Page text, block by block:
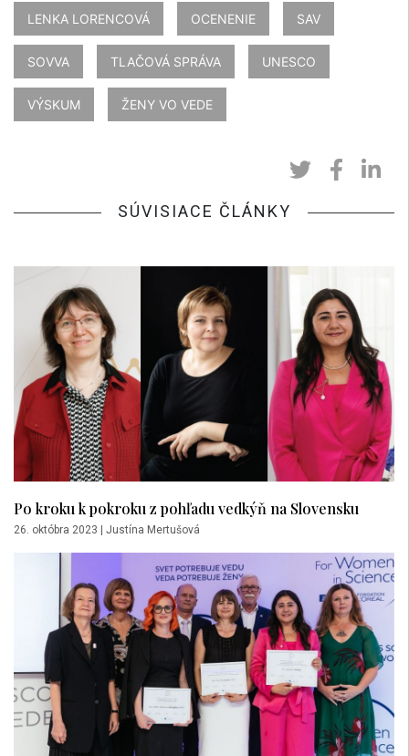
LENKA LORENCOVÁ OCENENIE SAV
SOVVA TLAČOVÁ SPRÁVA UNESCO
VÝSKUM ŽENY VO VEDE
SÚVISIACE ČLÁNKY
Po kroku k pokroku z pohľadu vedkýň na Slovensku
26. októbra 2023 Justína Mertušová